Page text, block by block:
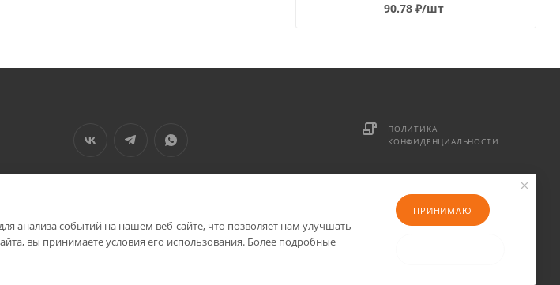
90.78 ₽/шт
ПОЛИТИКА
КОНФИДЕНЦИАЛЬНОСТИ
анализа событий на нашем веб-сайте, что позволяет нам улучшать
вы принимаете условия его использования. Более подробные
ПРИНИМАЮ